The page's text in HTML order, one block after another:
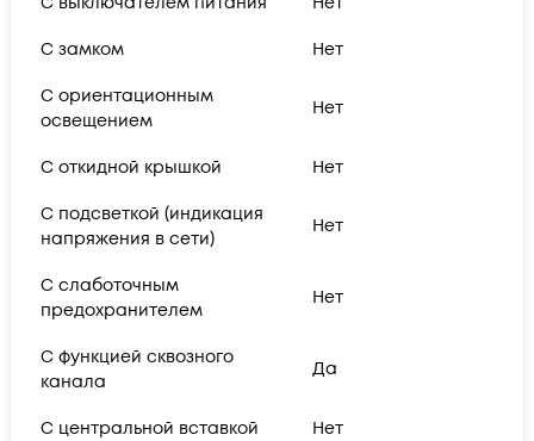
С замком Нет
С ориентационным
освещением
Нет
С откидной крышкой Нет
С подсветкой (индикация
напряжения в сети)
Нет
С слаботочным
предохранителем
Нет
С функцией сквозного
канала
Да
С центральной вставкой Нет